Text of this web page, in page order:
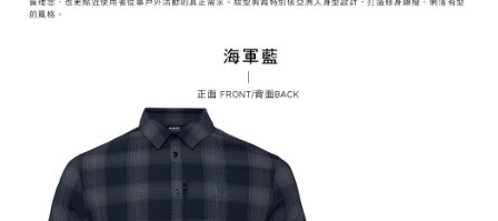
權轉讓予恩沛科技股份有限公司。
３．未成年的使用者請事先徵得法定代理人或監護人之同意方可使用
「AFTEE先享後付」，若未經同意申辦者引起之損失，本公司不負相關責
４．使用「AFTEE先享後付」時，將依據個別帳號之用戶狀況，依本公司即
時審查核予不同之上限額度；若仍有額度不足之情形，本公司將視審查結果
請求用戶進行身份認證。
５．嚴禁一人註冊多個帳號或使用他人資訊註冊。若發現惡意使用之情形，
恩沛科技股份有限公司將有權停止該用戶之使用額度並採取法律行動。
付款後7-11取貨
每筆NT$60，滿NT$799(含以上)免運費
每筆NT$70，滿NT$799(含以上)免運費